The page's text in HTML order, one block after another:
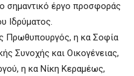
σημαντικό έργο προσφοράς
Ιδρύματος.
Πρωθυπουργός, η κα Σοφία
Συνοχής και Οικογένειας,
η κα Νίκη Κεραμέως,